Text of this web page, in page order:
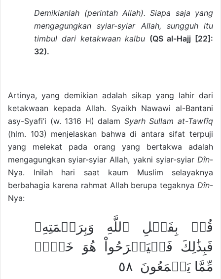
Demikianlah (perintah Allah). Siapa saja yang
mengagungkan syiar-syiar Allah, sungguh itu
timbul dari ketakwaan kalbu (QS al-Hajj [22]:
32).
Artinya, yang demikian adalah sikap yang lahir dari
ketakwaan kepada Allah. Syaikh Nawawi al-Bantani
asy-Syafi’i (w. 1316 H) dalam Syarh Sullam at-Tawfîq
(hlm. 103) menjelaskan bahwa di antara sifat terpuji
yang melekat pada orang yang bertakwa adalah
mengagungkan syiar-syiar Allah, yakni syiar-syiar Dîn-
Nya. Inilah hari saat kaum Muslim selayaknya
berbahagia karena rahmat Allah berupa tegaknya Dîn-
Nya:
قُلۡ بِفَضۡلِ ٱللَّهِ وَبِرَحۡمَتِهِۦ
فَبِذَٰلِكَ فَلۡيَفۡرَحُواْ هُوَ خَيۡرٞ
مِّمَّا يَجۡمَعُونَ ٥٨